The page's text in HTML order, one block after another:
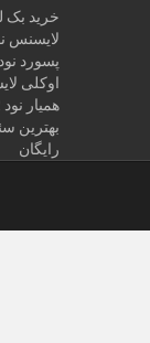
خرید بک
لایسنس
پسورد نود 32
اوکلی
همیار نود 32
بهترین
رایگان